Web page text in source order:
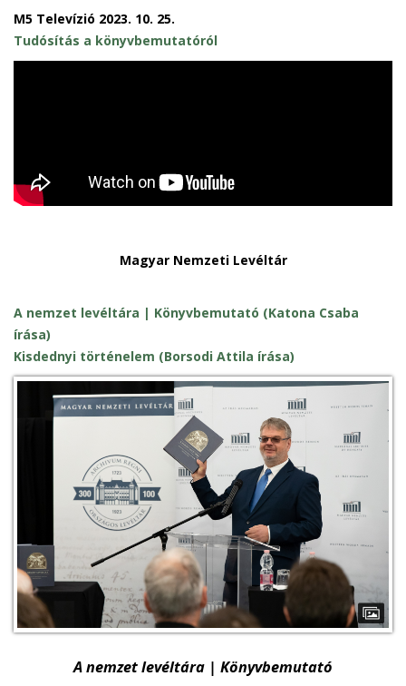
M5 Televízió 2023. 10. 25.
Tudósítás a könyvbemutatóról
Magyar Nemzeti Levéltár
A nemzet levéltára | Könyvbemutató (Katona Csaba
írása)
Kisdednyi történelem (Borsodi Attila írása)
A nemzet levéltára | Könyvbemutató